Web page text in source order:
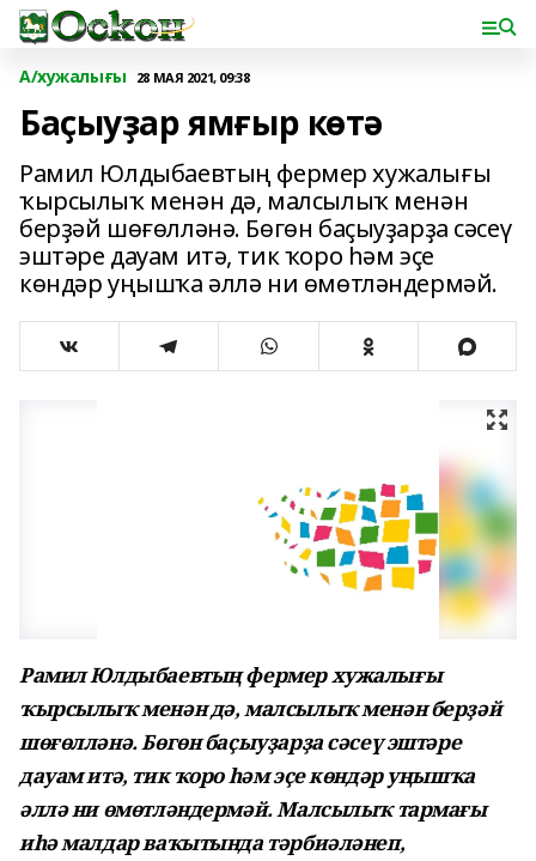
А/хужалығы 28 МАЯ 2021, 09:38
Баҫыуҙар ямғыр көтә
Рамил Юлдыбаевтың фермер хужалығы
ҡырсылыҡ менән дә, малсылыҡ менән
берҙәй шөғөлләнә. Бөгөн баҫыуҙарҙа сәсеү
эштәре дауам итә, тик ҡоро һәм эҫе
көндәр уңышҡа әллә ни өмөтләндермәй.
Рамил Юлдыбаевтың фермер хужалығы
ҡырсылыҡ менән дә, малсылыҡ менән берҙәй
шөғөлләнә. Бөгөн баҫыуҙарҙа сәсеү эштәре
дауам итә, тик ҡоро һәм эҫе көндәр уңышҡа
әллә ни өмөтләндермәй. Малсылыҡ тармағы
иһә малдар ваҡытында тәрбиәләнеп,